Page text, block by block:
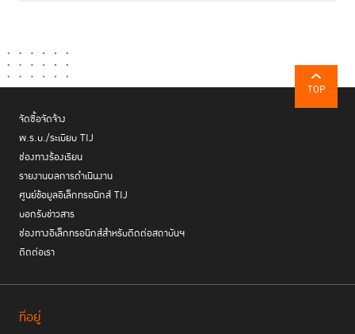
การซ้อมทรมานได้ และยังถือเป็นการปกป้องเจ้าหน้าที่รัฐที่ทำหน้าที่อย่างตรงไป
ตรงมาให้พ้นจากการถูกกล่าวหาว่าไปกระทำความผิดได้ด้วย แต่ต้องมีข้อ
ยกเว้น คือ ต้องสงวนสิทธิผู้ถูกกล่าวหาในการปรึกษากับทนายความเป็นส่วน
ว่าทุกองค์กรมี
TOP
จัดซื้อจัดจ้าง
พ.ร.บ./ระเบียบ TIJ
ช่องทางร้องเรียน
รายงานผลการดำเนินงาน
ศูนย์ข้อมูลอิเล็กทรอนิกส์ TIJ
บอกรับข่าวสาร
ช่องทางอิเล็กทรอนิกส์สำหรับติดต่อสถาบันฯ
ติดต่อเรา
ที่อยู่